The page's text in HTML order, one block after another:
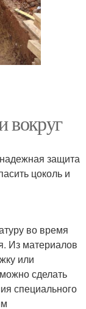
вокруг
защита
цоколь и
во время
Из материалов
или
сделать
специального